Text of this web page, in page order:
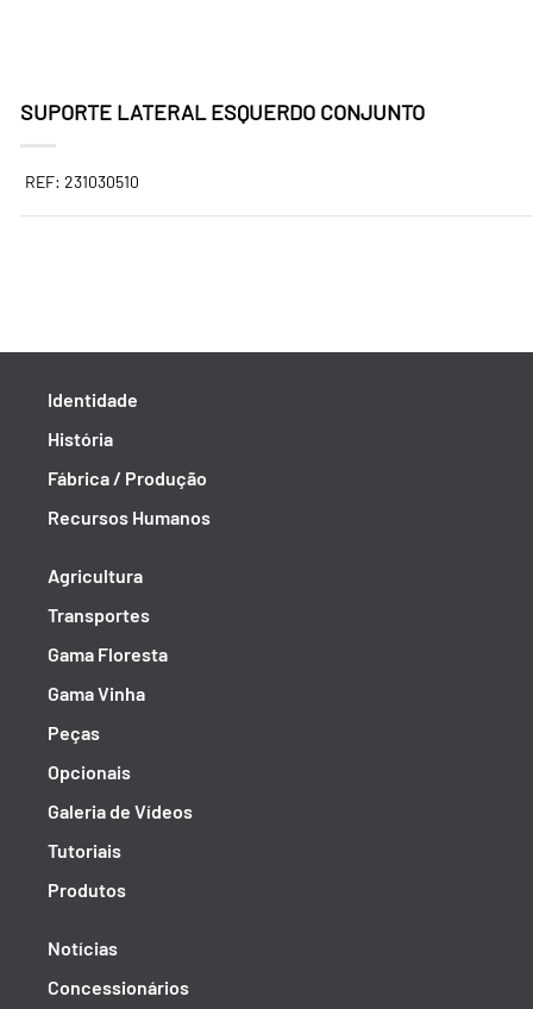
SUPORTE LATERAL ESQUERDO CONJUNTO
REF: 231030510
Identidade
História
Fábrica / Produção
Recursos Humanos
Agricultura
Transportes
Gama Floresta
Gama Vinha
Peças
Opcionais
Galeria de Vídeos
Tutoriais
Produtos
Notícias
Concessionários